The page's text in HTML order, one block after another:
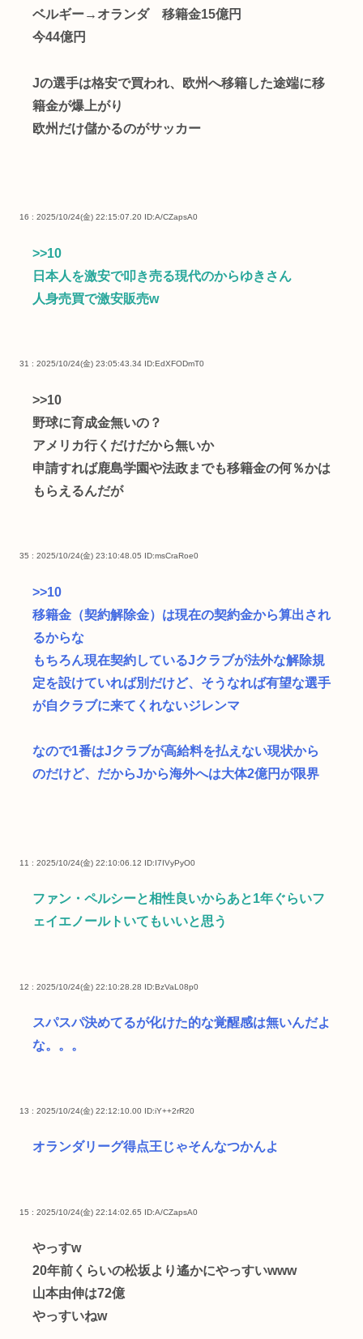
ベルギー→オランダ 移籍金15億円
今44億円
Jの選手は格安で買われ、欧州へ移籍した途端に移
籍金が爆上がり
欧州だけ儲かるのがサッカー
16 : 2025/10/24(金) 22:15:07.20 ID:A/CZapsA0
>>10
日本人を激安で叩き売る現代のからゆきさん
人身売買で激安販売w
31 : 2025/10/24(金) 23:05:43.34 ID:EdXFODmT0
>>10
野球に育成金無いの？
アメリカ行くだけだから無いか
申請すれば鹿島学園や法政までも移籍金の何％かは
もらえるんだが
35 : 2025/10/24(金) 23:10:48.05 ID:msCraRoe0
>>10
移籍金（契約解除金）は現在の契約金から算出され
るからな
もちろん現在契約しているJクラブが法外な解除規
定を設けていれば別だけど、そうなれば有望な選手
が自クラブに来てくれないジレンマ
なので1番はJクラブが高給料を払えない現状から
のだけど、だからJから海外へは大体2億円が限界
11 : 2025/10/24(金) 22:10:06.12 ID:I7IVyPyO0
ファン・ペルシーと相性良いからあと1年ぐらいフ
ェイエノールトいてもいいと思う
12 : 2025/10/24(金) 22:10:28.28 ID:BzVaL08p0
スパスパ決めてるが化けた的な覚醒感は無いんだよ
な。。。
13 : 2025/10/24(金) 22:12:10.00 ID:iY++2rR20
オランダリーグ得点王じゃそんなつかんよ
15 : 2025/10/24(金) 22:14:02.65 ID:A/CZapsA0
やっすw
20年前くらいの松坂より遙かにやっすいwww
山本由伸は72億
やっすいねw